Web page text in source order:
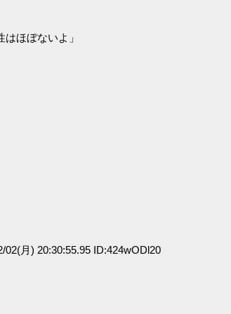
ほぼないよ」
02(月) 20:30:55.95 ID:424wODl20